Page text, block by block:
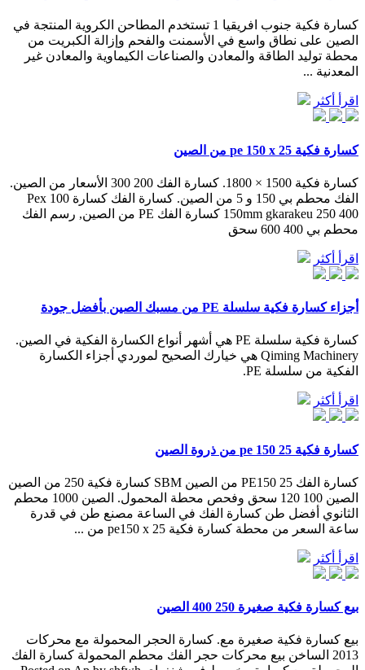
كسارة فكية جنوب افريقيا 1 تستخدم المطاحن الكروية المنتجة في
الصين على نطاق واسع في الأسمنت والفحم وإزالة الكبريت من
محطة توليد الطاقة والمعادن والصناعات الكيماوية والمعادن غير
المعدنية ...
اقرأ أكثر
كسارة فكية pe 150 x 25 من الصين
كسارة فكية 1500 × 1800. كسارة الفك 200 300 الأسعار من الصين.
الفك محطم بي 150 و 5 من الصين. كسارة الفك كسارة Pex 100
150mm gkarakeu 250 400 كسارة الفك PE من الصين, رسم الفك
محطم بي 400 600 سحق
اقرأ أكثر
أجزاء كسارة فكية سلسلة PE من مسبك الصين بأفضل جودة
كسارة فكية سلسلة PE هي أشهر أنواع الكسارة الفكية في الصين.
Qiming Machinery هي خيارك الصحيح لموردي أجزاء الكسارة
الفكية من سلسلة PE.
اقرأ أكثر
كسارة فكية pe 150 25 من ذروة الصين
كسارة الفك PE150 25 من الصين SBM كسارة فكية 250 من الصين
الصين 100 120 سحق وفحص محطة المحمول. الصين 1000 محطم
الثانوي أفضل طن كسارة الفك في الساعة مصنع طن في قدرة
ساعة السعر من محطة كسارة فكية pe150 x 25 من ...
اقرأ أكثر
بيع كسارة فكية صغيرة 250 400 الصين
بيع كسارة فكية صغيرة مع. كسارة الحجر المحمولة مع محركات
2013 الساخن بيع محركات حجر الفك محطم المحمولة كسارة الفك